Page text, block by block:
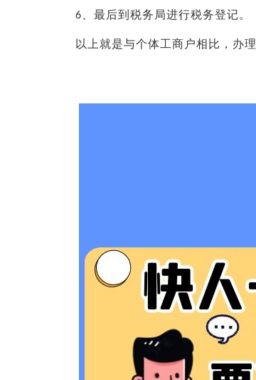
6 、最后到税务局进行税务登记。
以上就是与个体工商户相比， 办理